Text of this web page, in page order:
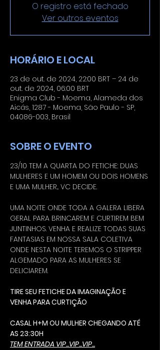
O registro está fechado
Ver outros eventos
HORÁRIO E LOCAL
23 de out. de 2024, 22:00 BRT – 24 de
out. de 2024, 06:00 BRT
Enigma Club - Moema, Alameda dos
Aicás, 1287 - Moema, São Paulo - SP,
04086-003, Brasil
SOBRE O EVENTO
23/10 TEM A QUARTA DO FETICHE: DUAS
MULHERES E UM HOMEM OU DOIS HOMENS
E UMA MULHER... VC DECIDE.
UMA NOITE ONDE TODA A GALERA LIBERA
GERAL PARA BRINCAREM E CURTIREM BEM
JUNTINHOS. VENHA E REALIZE TODAS SUAS
FANTASIAS EM NOSSA SALA COLETIVA
ONDE NESTA NOITE TEREMOS O STRIPPER
ALGEMADO PARA AS MULHERES SE
DELICIAREM.
TIRE SEU FETICHE DA IMAGINAÇÃO E
VENHA PARA CURTIÇÃO
CASAL H+M OU MULHER CHEGANDO ATÉ
AS 23:30H
TEM ENTRADA VIP...VIP...VIP...